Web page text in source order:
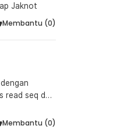
Jaknot
Membantu (0)
seq dan
Software
Membantu (0)